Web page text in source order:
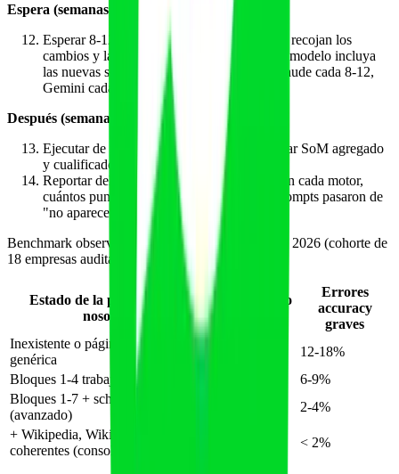
Espera (semanas 5-12)
Esperar 8-12 semanas para que los crawlers recojan los
cambios y la próxima ventana de refresh de modelo incluya
las nuevas señales (GPT cada 6-12 sem, Claude cada 8-12,
Gemini cada 12-16).
Después (semana 12)
Ejecutar de nuevo los 40 prompts. Recalcular SoM agregado
y cualificado.
Reportar delta: cuántos puntos subió SoM en cada motor,
cuántos puntos bajó accuracy grave, qué prompts pasaron de
"no aparece" a "aparece bien".
Benchmark observado en software fitness B2B en 2026 (cohorte de
18 empresas auditadas):
Estado de la página "Sobre
nosotros"
SoM medio
Errores
accuracy
graves
Inexistente o página plantilla
genérica
12-18%
Bloques 1-4 trabajados (básico)
6-9%
Bloques 1-7 + schema completo
(avanzado)
2-4%
+ Wikipedia, Wikidata, Crunchbase
coherentes (consolidado)
< 2%